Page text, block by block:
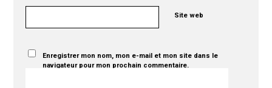
Site web
Enregistrer mon nom, mon e-mail et mon site dans le
navigateur pour mon prochain commentaire.